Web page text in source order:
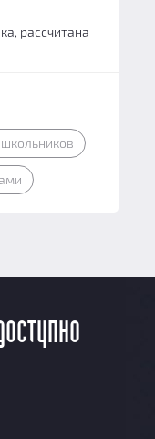
рассчитана